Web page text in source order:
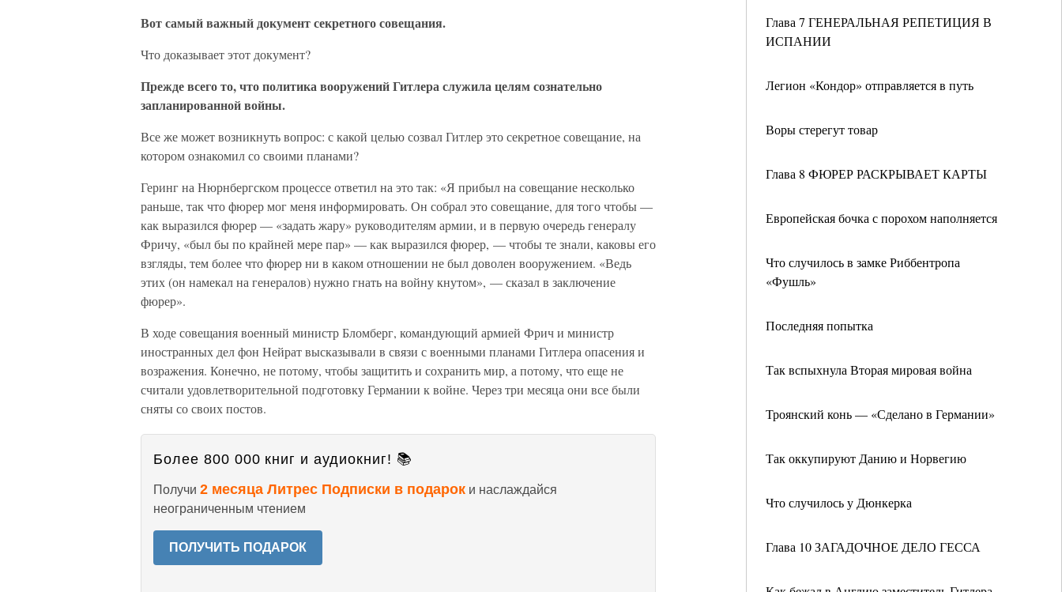
Глава 7 ГЕНЕРАЛЬНАЯ РЕПЕТИЦИЯ В
ИСПАНИИ
Легион «Кондор» отправляется в путь
Воры стерегут товар
Глава 8 ФЮРЕР РАСКРЫВАЕТ КАРТЫ
Европейская бочка с порохом наполняется
Что случилось в замке Риббентропа
«Фушль»
Последняя попытка
Так вспыхнула Вторая мировая война
Троянский конь — «Сделано в Германии»
Так оккупируют Данию и Норвегию
Что случилось у Дюнкерка
Глава 10 ЗАГАДОЧНОЕ ДЕЛО ГЕССА
Вот самый важный документ секретного совещания.
Что доказывает этот документ?
Прежде всего то, что политика вооружений Гитлера служила целям сознательно
запланированной войны.
Все же может возникнуть вопрос: с какой целью созвал Гитлер это секретное совещание, на
котором ознакомил со своими планами?
Геринг на Нюрнбергском процессе ответил на это так: «Я прибыл на совещание несколько
раньше, так что фюрер мог меня информировать. Он собрал это совещание, для того чтобы —
как выразился фюрер — «задать жару» руководителям армии, и в первую очередь генералу
Фричу, «был бы по крайней мере пар» — как выразился фюрер, — чтобы те знали, каковы его
взгляды, тем более что фюрер ни в каком отношении не был доволен вооружением. «Ведь
этих (он намекал на генералов) нужно гнать на войну кнутом», — сказал в заключение
фюрер».
В ходе совещания военный министр Бломберг, командующий армией Фрич и министр
иностранных дел фон Нейрат высказывали в связи с военными планами Гитлера опасения и
возражения. Конечно, не потому, чтобы защитить и сохранить мир, а потому, что еще не
считали удовлетворительной подготовку Германии к войне. Через три месяца они все были
сняты со своих постов.
Более 800 000 книг и аудиокниг! 📚
Получи 2 месяца Литрес Подписки в подарок и наслаждайся
неограниченным чтением
ПОЛУЧИТЬ ПОДАРОК